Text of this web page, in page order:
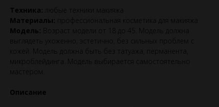
Техника:
любые техники макияжа
Материалы:
профессиональная косметика для макияжа
Модель: Возраст модели от 18 до 45. Модель должна
выглядеть ухоженно, эстетично, без сильных проблем с
кожей. Модель должна быть без татуажа, перманента,
микроблейдинга. Модель выбирается самостоятельно
мастером.
Описание